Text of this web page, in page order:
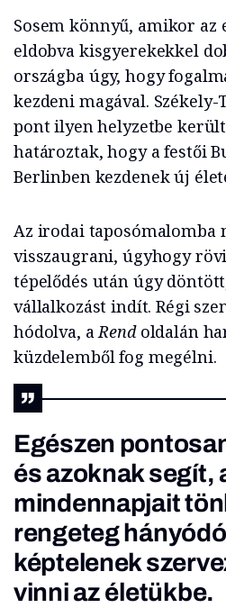
Sosem könnyű, amikor
eldobva kisgyerekekkel
országba úgy, hogy
kezdeni magával. Székely-
pont ilyen helyzetbe
határoztak, hogy a festői
Berlinben kezdenek új
Az irodai taposómalomba
visszaugrani, úgyhogy
tépelődés után úgy
vállalkozást indít. Régi
hódolva, aRend oldalán
küzdelemből fog megélni.
Egészen
és azoknak segít,
mindennapjait
rengeteg
képtelenek
vinni az életükbe.